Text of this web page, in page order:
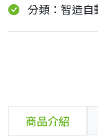
分類：智造自
商品介紹